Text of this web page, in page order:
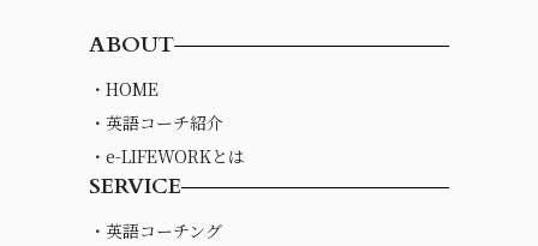
ABOUT
・HOME
・英語コーチ紹介
・e-LIFEWORKとは
SERVICE
・英語コーチング